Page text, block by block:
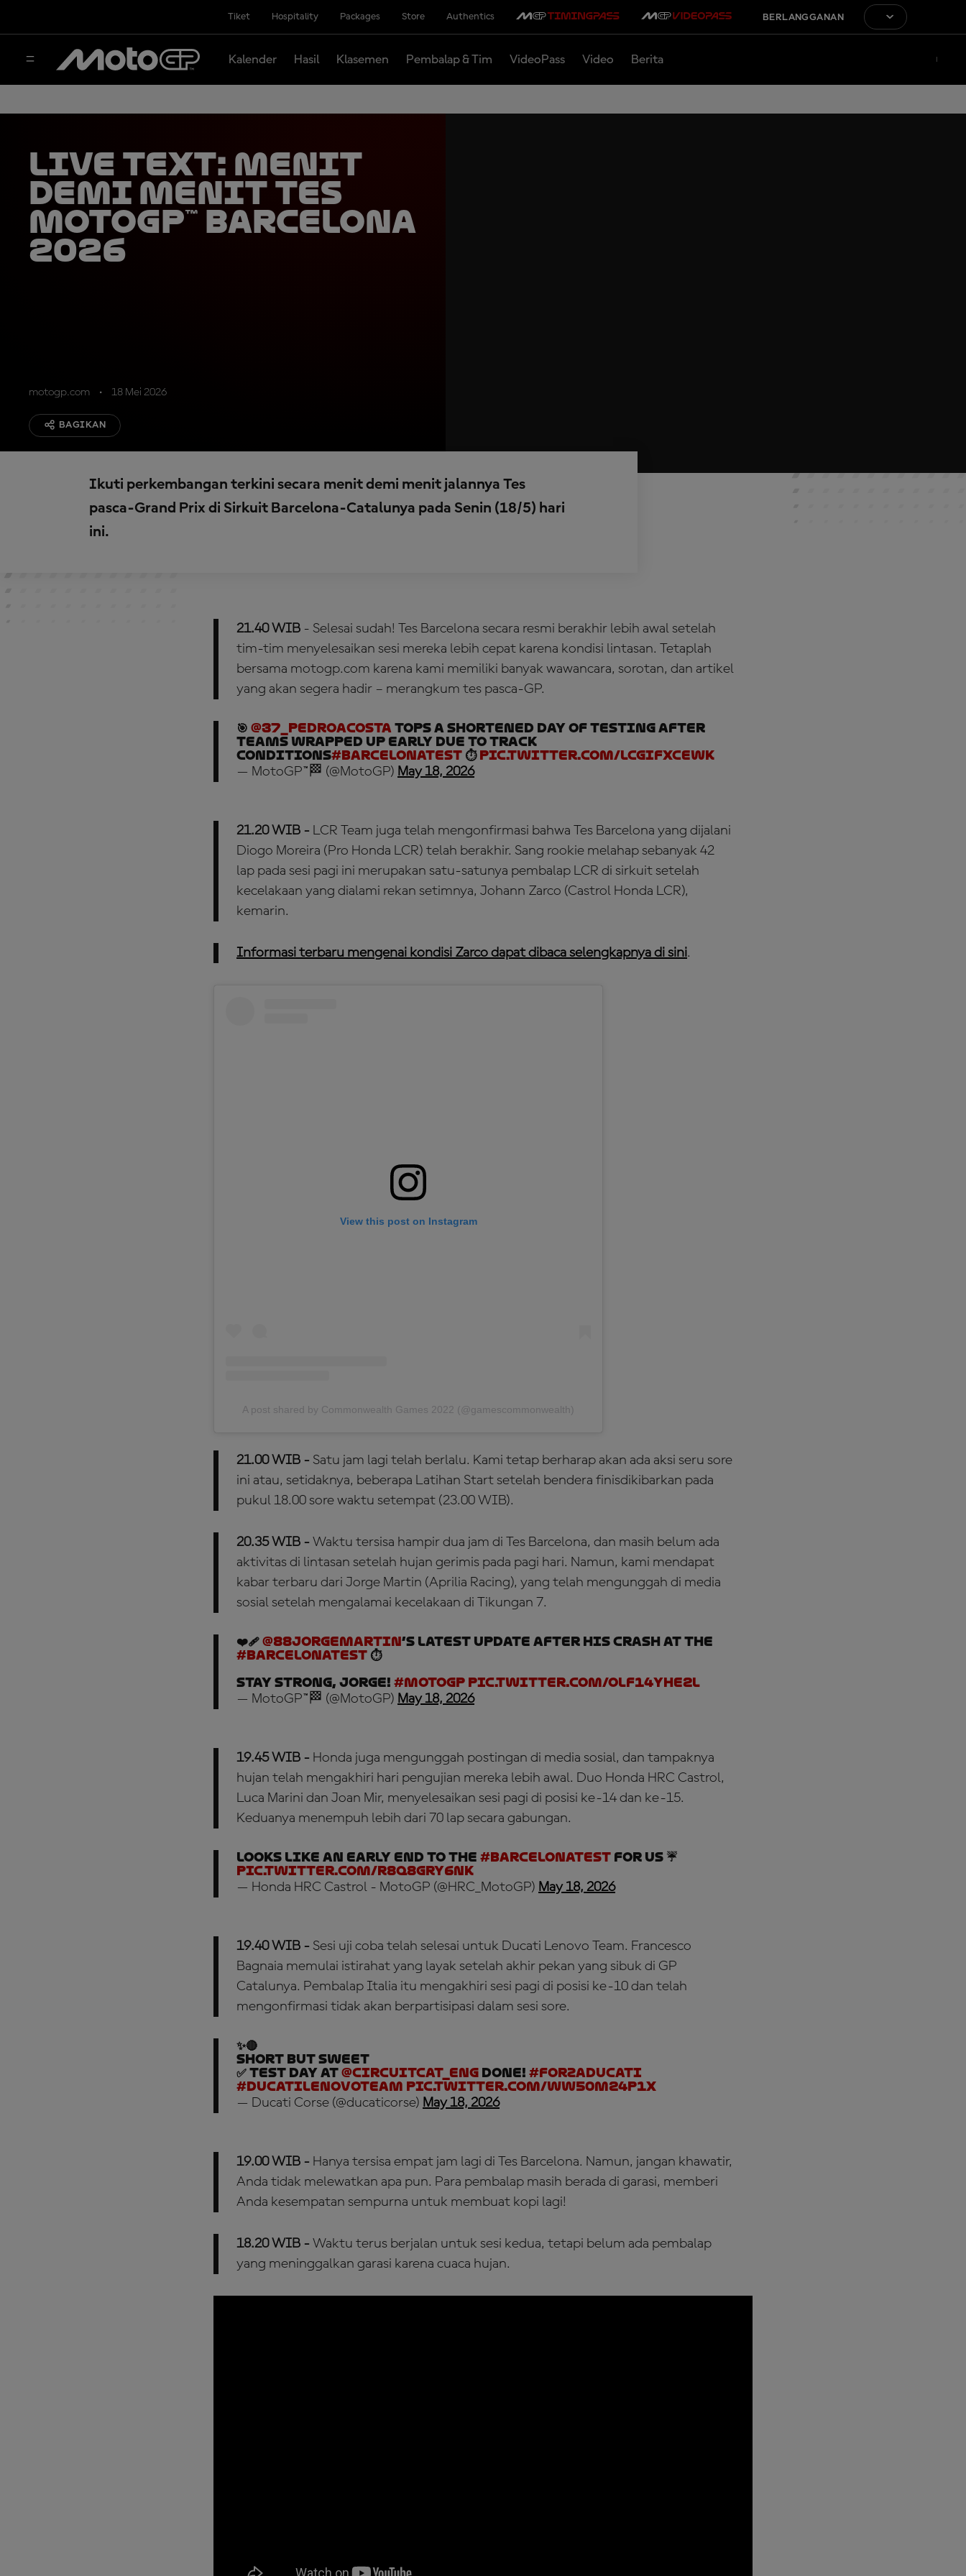
Tiket Hospitality Packages Store Authentics BERLANGGANAN
Kalender Hasil Klasemen Pembalap & Tim VideoPass Video Berita
LIVE TEXT: Menit
demi Menit Tes
MotoGP™ Barcelona
2026
motogp.com 18 Mei 2026
BAGIKAN
Ikuti perkembangan terkini secara menit demi menit jalannya Tes
pasca-Grand Prix di Sirkuit Barcelona-Catalunya pada Senin (18/5) hari
ini.
21.40 WIB - Selesai sudah! Tes Barcelona secara resmi berakhir lebih awal setelah
tim-tim menyelesaikan sesi mereka lebih cepat karena kondisi lintasan. Tetaplah
bersama motogp.com karena kami memiliki banyak wawancara, sorotan, dan artikel
yang akan segera hadir – merangkum tes pasca-GP.
🎯 @37_pedroacosta tops a shortened day of testing after
teams wrapped up early due to track
conditions#BarcelonaTest ⏱️pic.twitter.com/lcGIFxcewk
— MotoGP™🏁 (@MotoGP) May 18, 2026
21.20 WIB - LCR Team juga telah mengonfirmasi bahwa Tes Barcelona yang dijalani
Diogo Moreira (Pro Honda LCR) telah berakhir. Sang rookie melahap sebanyak 42
lap pada sesi pagi ini merupakan satu-satunya pembalap LCR di sirkuit setelah
kecelakaan yang dialami rekan setimnya, Johann Zarco (Castrol Honda LCR),
kemarin.
Informasi terbaru mengenai kondisi Zarco dapat dibaca selengkapnya di sini.
View this post on Instagram
A post shared by Commonwealth Games 2022 (@gamescommonwealth)
21.00 WIB - Satu jam lagi telah berlalu. Kami tetap berharap akan ada aksi seru sore
ini atau, setidaknya, beberapa Latihan Start setelah bendera finisdikibarkan pada
pukul 18.00 sore waktu setempat (23.00 WIB).
20.35 WIB - Waktu tersisa hampir dua jam di Tes Barcelona, ​​dan masih belum ada
aktivitas di lintasan setelah hujan gerimis pada pagi hari. Namun, kami mendapat
kabar terbaru dari Jorge Martin (Aprilia Racing), yang telah mengunggah di media
sosial setelah mengalamai kecelakaan di Tikungan 7.
❤️‍🩹@88jorgemartin’s latest update after his crash at the
#BarcelonaTest ⏱️
Stay strong, Jorge! #MotoGP pic.twitter.com/oLF14YHE2L
— MotoGP™🏁 (@MotoGP) May 18, 2026
19.45 WIB - Honda juga mengunggah postingan di media sosial, dan tampaknya
hujan telah mengakhiri hari pengujian mereka lebih awal. Duo Honda HRC Castrol,
Luca Marini dan Joan Mir, menyelesaikan sesi pagi di posisi ke-14 dan ke-15.
Keduanya menempuh lebih dari 70 lap secara gabungan.
Looks like an early end to the #BarcelonaTest for us ☔️
pic.twitter.com/r8Q8gRy6NK
— Honda HRC Castrol - MotoGP (@HRC_MotoGP) May 18, 2026
19.40 WIB - Sesi uji coba telah selesai untuk Ducati Lenovo Team. Francesco
Bagnaia memulai istirahat yang layak setelah akhir pekan yang sibuk di GP
Catalunya. Pembalap Italia itu mengakhiri sesi pagi di posisi ke-10 dan telah
mengonfirmasi tidak akan berpartisipasi dalam sesi sore.
✨🔴
Short but sweet
✅ Test Day at@Circuitcat_eng DONE! #ForzaDucati
#DucatiLenovoTeam pic.twitter.com/wW50M24p1x
— Ducati Corse (@ducaticorse) May 18, 2026
19.00 WIB - Hanya tersisa empat jam lagi di Tes Barcelona. Namun, jangan khawatir,
Anda tidak melewatkan apa pun. Para pembalap masih berada di garasi, memberi
Anda kesempatan sempurna untuk membuat kopi lagi!
18.20 WIB - Waktu terus berjalan untuk sesi kedua, tetapi belum ada pembalap
yang meninggalkan garasi karena cuaca hujan.